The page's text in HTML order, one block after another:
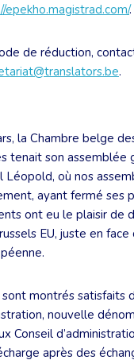
epekho.magistrad.com/.
de réduction,
.
la Chambre belge
tenait son assemblée
Léopold, où nos
ayant fermé ses
ont eu le plaisir de
EU, juste en face
montrés satisfaits
nouvelle
Conseil
après des